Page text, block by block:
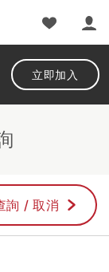
立即加入
詢 / 取消